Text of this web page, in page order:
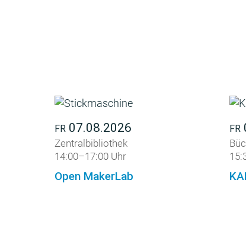
FR 07.08.2026
Zentralbibliothek
14:00–17:00 Uhr
Open MakerLab
FR